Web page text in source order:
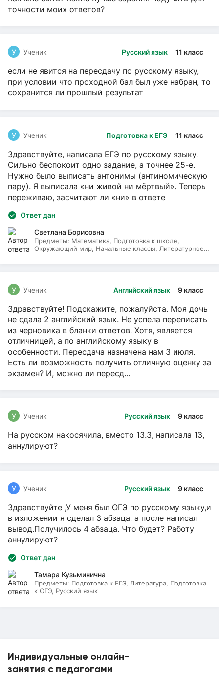
Индивидуальные онлайн-
занятия с педагогами
точности моих ответов?
Русский язык 11 класс
У Ученик
если не явится на пересдачу по русскому языку,
при условии что проходной бал был уже набран, то
сохранится ли прошлый результат
Подготовка к ЕГЭ 11 класс
У Ученик
Здравствуйте, написала ЕГЭ по русскому языку.
Сильно беспокоит одно задание, а точнее 25-е.
Нужно было выписать антонимы (антиномическую
пару). Я выписала «ни живой ни мёртвый». Теперь
переживаю, засчитают ли «ни» в ответе
Ответ дан
Светлана Борисовна
Предметы: Математика, Подготовка к школе,
Окружающий мир, Начальные классы, Литературное
Английский язык 9 класс
У Ученик
Здравствуйте! Подскажите, пожалуйста. Моя дочь
не сдала 2 английский язык. Не успела переписать
из черновика в бланки ответов. Хотя, является
отличницей, а по английскому языку в
особенности. Пересдача назначена нам 3 июля.
Есть ли возможность получить отличную оценку за
экзамен? И, можно ли пересд...
Русский язык 9 класс
У Ученик
На русском накосячила, вместо 13.3, написала 13,
аннулируют?
Русский язык 9 класс
У Ученик
Здравствуйте ,У меня был ОГЭ по русскому языку,и
в изложении я сделал 3 абзаца, а после написал
вывод.Получилось 4 абзаца. Что будет? Работу
аннулируют?
Ответ дан
Тамара Кузьминична
Предметы: Подготовка к ЕГЭ, Литература, Подготовка
к ОГЭ, Русский язык